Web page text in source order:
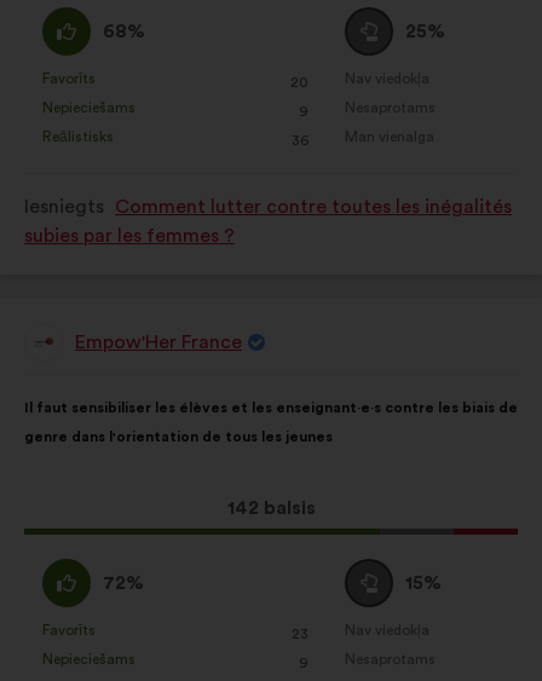
Piekrītu
:
68%
kā:
Favorīts
: 20
reize(-
s)
Nepieciešams
: 9
reize(-
s)
Reālistisks
: 36
reize(-
Neitrāls
balsojums
:
25%
kā:
Nav viedokļa
:reize(-
s)
Nesaprotams
:reize(-
s)
Man vienalga
:reize(-
Iesniegts
Comment lutter contre toutes les inégalités
subies par les femmes ?
PriekšlikumuEmpow'Her France
saturs:
Il faut sensibiliser les élèves et les enseignant·e·s contre les biais de
genre dans l'orientation de tous les jeunes
Šis
priekšlikums
142 balsis
ir
šāds:
Piekrītu
:
72%
Favorīts
: 23
reize(-
s)
Nepieciešams
: 9
reize(-
Neitrāls
balsojums
:
15%
Nav viedokļa
:reize(-
s)
Nesaprotams
:reize(-